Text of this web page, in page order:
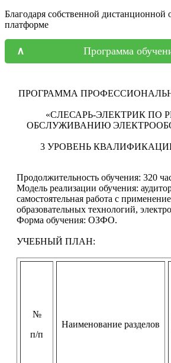
Благодаря собственной дистанционной
платформе
Программа
ПРОГРАММА
«СЛЕСАРЬ-ЭЛЕКТРИК ПО
ОБСЛУЖИВАНИЮ
3 УРОВЕНЬ
Продолжительность обучения: 320
Модель реализации обучения:
самостоятельная работа с
образовательных технологий,
Форма обучения: ОЗФО.
УЧЕБНЫЙ ПЛАН:
№
п/п
Наименование разделов